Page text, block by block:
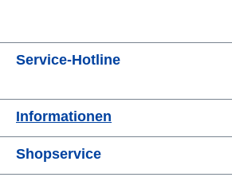
Service-Hotline
Informationen
Shopservice